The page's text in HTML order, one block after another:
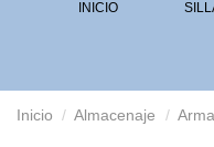
INICIO
Inicio Almacenaje